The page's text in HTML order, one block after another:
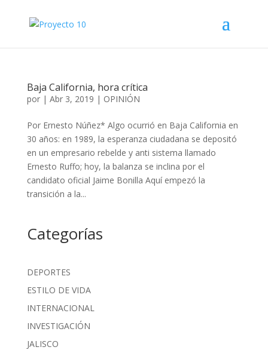
Baja California, hora crítica
por | Abr 3, 2019 | OPINIÓN
Por Ernesto Núñez* Algo ocurrió en Baja California en
30 años: en 1989, la esperanza ciudadana se depositó
en un empresario rebelde y anti sistema llamado
Ernesto Ruffo; hoy, la balanza se inclina por el
candidato oficial Jaime Bonilla Aquí empezó la
transición a la...
Categorías
DEPORTES
ESTILO DE VIDA
INTERNACIONAL
INVESTIGACIÓN
JALISCO